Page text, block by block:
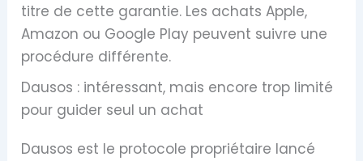
titre de cette garantie. Les achats Apple,
Amazon ou Google Play peuvent suivre une
procédure différente.
Dausos : intéressant, mais encore trop limité
pour guider seul un achat
Dausos est le protocole propriétaire lancé